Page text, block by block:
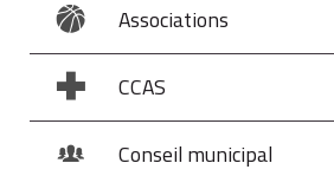
Associations
CCAS
Conseil municipal